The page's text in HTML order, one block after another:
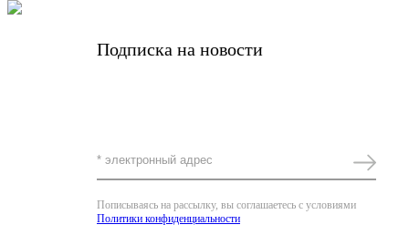
Подписка на новости
Пописываясь на рассылку, вы соглашаетесь с условиями
Политики конфиденциальности